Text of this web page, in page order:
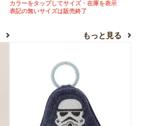
カラーをタップしてサイズ・在庫を表示
表記の無いサイズは販売終了
もっと見る